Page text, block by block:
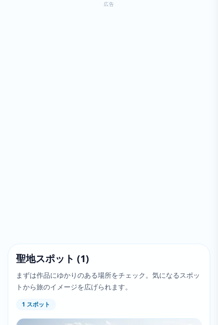
広告
聖地スポット (1)
まずは作品にゆかりのある場所をチェック。気になるスポッ
トから旅のイメージを広げられます。
1 スポット